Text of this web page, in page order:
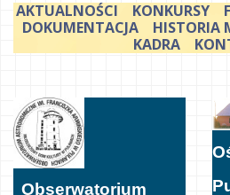
AKTUALNOŚCI KONKURSY
DOKUMENTACJA
HISTORIA
KADRA
Obserwatorium